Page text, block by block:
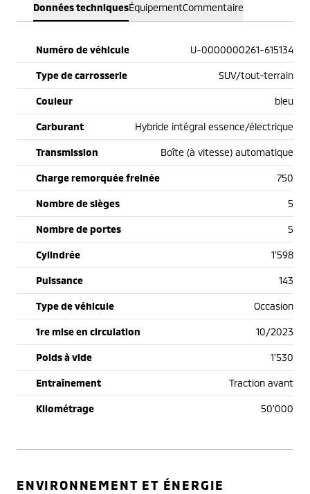
Données techniquesÉquipementCommentaire
Numéro de véhicule U-0000000261-615134
Type de carrosserie SUV/tout-terrain
Couleur bleu
Carburant Hybride intégral essence/électrique
Transmission Boîte (à vitesse) automatique
Charge remorquée freinée 750
Nombre de sièges 5
Nombre de portes 5
Cylindrée 1'598
Puissance 143
Type de véhicule Occasion
1re mise en circulation 10/2023
Poids à vide 1'530
Entraînement Traction avant
Kilométrage 50'000
ENVIRONNEMENT ET ÉNERGIE